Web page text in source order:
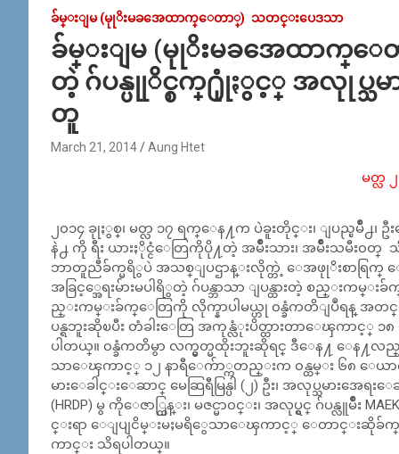
ခ်မ္းျမ (မုုိးမခအေထာက္ေတာ္) သတင္းပေဒသာ
ခ်မ္းျမ (မုုိးမခအေထာက္ေတ
တဲ့ ဂ်ပန္ပုုိင္စက္႐ုုံႏွင့္ အလုုပ္သမ
တူ
March 21, 2014 Aung Htet
မတ္လ
၂၀၁၄ ခုုႏွစ္၊ မတ္လ ၁၇ ရက္ေန႔က ပဲခူးတိုင္း၊ ျပည္ၿမိဳ႕၊
နဲ႕ ကို ရီး ယားႏိုင္ငံေတြကိုပို႔တဲ့ အမ်ဳိးသား၊ အမ်ဳိးသမီး၀
ဘာတူညီခ်က္မရိွပဲ အသစ္ျပဌာန္းလိုက္တဲ့ ေအဖုုိးစာရြက္ ေ
အခြင့္အေရးမ်ားမပါရိွတဲ့ ဂ်ပန္ဘာသာ ျပန္ထားတဲ့ စည္းကမ္း
ည္းကမ္းခ်က္ေတြကို လိုက္နာပါမယ္ဟု ၀န္ခံကတိျပဳရန္ အတ
ပန္ရဘူးဆိုၿပီး တံခါးေတြ အကုန္လံုးပိတ္ထားတာေၾကာင့္
ပါတယ္။ ၀န္ခံကတိမွာ လက္မွတ္မထိုးဘူးဆိုရင္ ဒီေန႔ ေန႔လည္
သာေၾကာင့္ ၁၂ နာရီေက်ာ္ကတည္းက ၀န္ထမ္း ၆၈ ေယာ
မားေခါင္းေဆာင္ မေဆြရီမြန္ပါ (၂) ဦး၊ အလုပ္သမားအေရ
(HRDP) မွ ကိုေဇာ္ထြန္း၊ မဇင္မာ၀င္း၊ အလုပ္ရွင္ ဂ်ပန္လူမ်ဳိး
င္းရာ ေျပျငိမ္းမႈမရိွေသာေၾကာင့္ ေတာင္းဆိုခ်
ကာင္း သိရပါတယ္။